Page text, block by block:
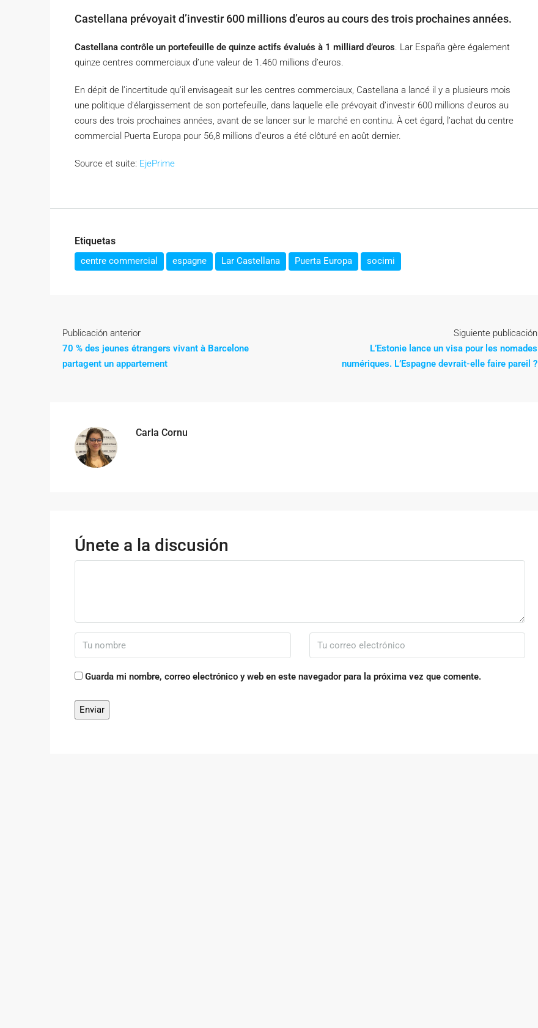
Castellana prévoyait d’investir 600 millions d’euros au cours des trois prochaines années.
Castellana contrôle un portefeuille de quinze actifs évalués à 1 milliard d’euros. Lar España gère également
quinze centres commerciaux d’une valeur de 1.460 millions d’euros.
En dépit de l’incertitude qu’il envisageait sur les centres commerciaux, Castellana a lancé il y a plusieurs mois
une politique d’élargissement de son portefeuille, dans laquelle elle prévoyait d’investir 600 millions d’euros au
cours des trois prochaines années, avant de se lancer sur le marché en continu. À cet égard, l’achat du centre
commercial Puerta Europa pour 56,8 millions d’euros a été clôturé en août dernier.
Source et suite: EjePrime
Etiquetas
centre commercial espagne Lar Castellana Puerta Europa socimi
Publicación anterior
70 % des jeunes étrangers vivant à Barcelone
partagent un appartement
Siguiente publicación
L’Estonie lance un visa pour les nomades
numériques. L’Espagne devrait-elle faire pareil ?
Carla Cornu
Únete a la discusión
Guarda mi nombre, correo electrónico y web en este navegador para la próxima vez que comente.